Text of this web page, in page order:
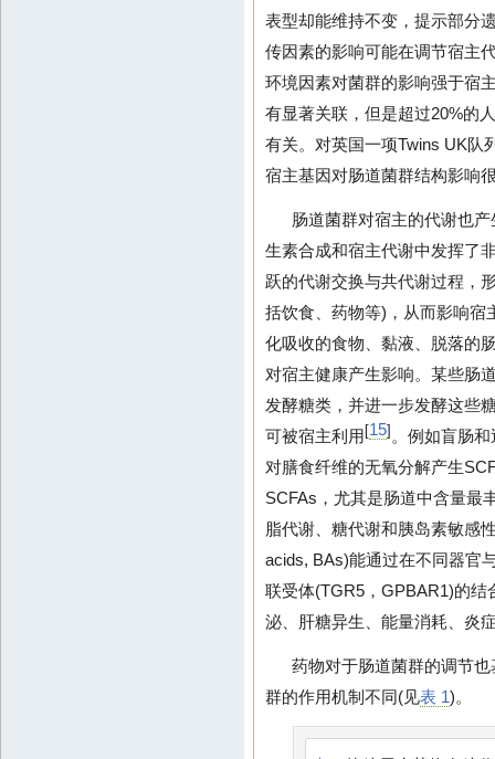
表型却能维持不变，提示部分
传因素的影响可能在调节宿主
环境因素对菌群的影响强于宿
有显著关联，但是超过20%的
有关。对英国一项Twins UK队
宿主基因对肠道菌群结构影响
肠道菌群对宿主的代谢也
生素合成和宿主代谢中发挥了
跃的代谢交换与共代谢过程，
括饮食、药物等)，从而影响宿
化吸收的食物、黏液、脱落的
对宿主健康产生影响。某些肠
发酵糖类，并进一步发酵这些
可被宿主利用 [15] 。例如盲肠
对膳食纤维的无氧分解产生
SCFAs，尤其是肠道中含量
脂代谢、糖代谢和胰岛素敏感
acids, BAs)能通过在不同器官
联受体(TGR5，GPBAR1)的
泌、肝糖异生、能量消耗、炎
药物对于肠道菌群的调节
群的作用机制不同(见表 1)。